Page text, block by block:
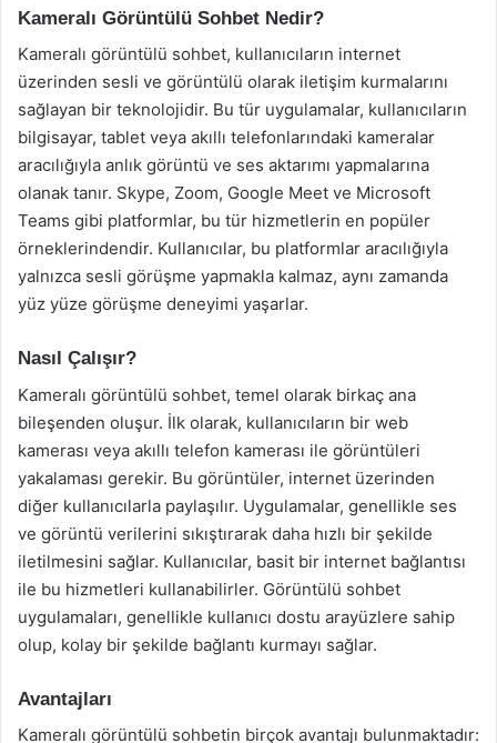
Kameralı Görüntülü Sohbet Nedir?
Kameralı görüntülü sohbet, kullanıcıların internet
üzerinden sesli ve görüntülü olarak iletişim kurmalarını
sağlayan bir teknolojidir. Bu tür uygulamalar, kullanıcıların
bilgisayar, tablet veya akıllı telefonlarındaki kameralar
aracılığıyla anlık görüntü ve ses aktarımı yapmalarına
olanak tanır. Skype, Zoom, Google Meet ve Microsoft
Teams gibi platformlar, bu tür hizmetlerin en popüler
örneklerindendir. Kullanıcılar, bu platformlar aracılığıyla
yalnızca sesli görüşme yapmakla kalmaz, aynı zamanda
yüz yüze görüşme deneyimi yaşarlar.
Nasıl Çalışır?
Kameralı görüntülü sohbet, temel olarak birkaç ana
bileşenden oluşur. İlk olarak, kullanıcıların bir web
kamerası veya akıllı telefon kamerası ile görüntüleri
yakalaması gerekir. Bu görüntüler, internet üzerinden
diğer kullanıcılarla paylaşılır. Uygulamalar, genellikle ses
ve görüntü verilerini sıkıştırarak daha hızlı bir şekilde
iletilmesini sağlar. Kullanıcılar, basit bir internet bağlantısı
ile bu hizmetleri kullanabilirler. Görüntülü sohbet
uygulamaları, genellikle kullanıcı dostu arayüzlere sahip
olup, kolay bir şekilde bağlantı kurmayı sağlar.
Avantajları
Kameralı görüntülü sohbetin birçok avantajı bulunmaktadır: